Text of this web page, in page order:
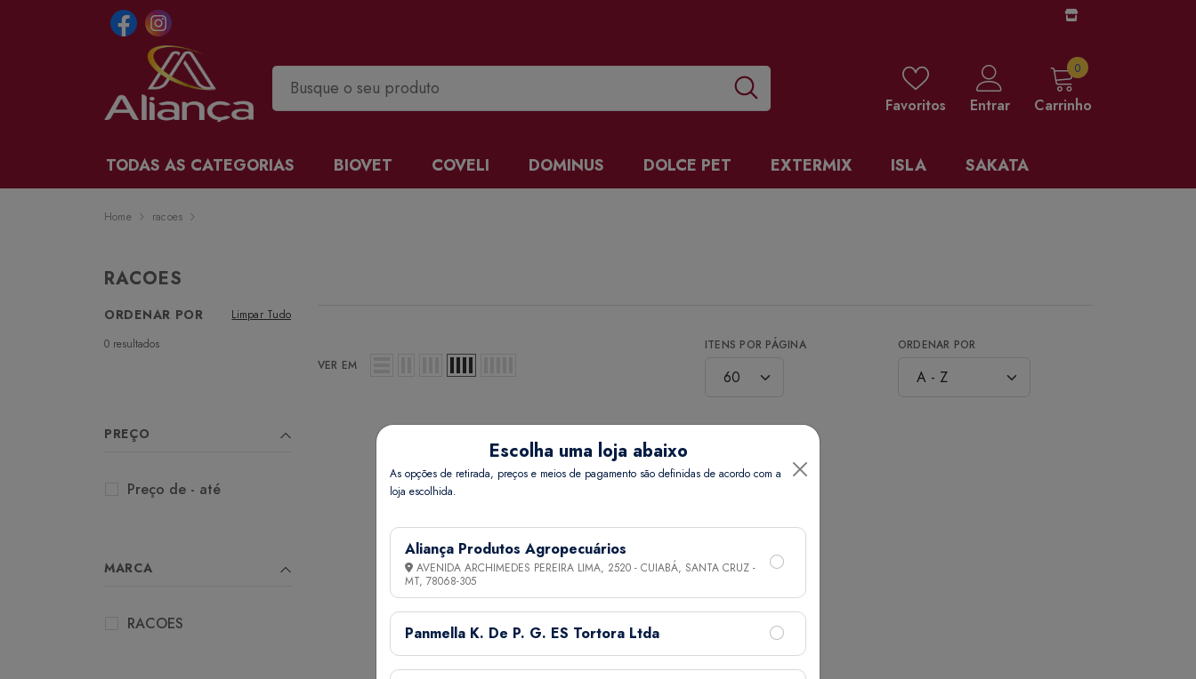
Favoritos Entrar Carrinho
00 items
TODAS AS CATEGORIAS BIOVET COVELI DOMINUS DOLCE PET EXTERMIX ISLA SAKATA
Home racoes
RACOES
ORDENAR POR
Limpar Tudo
0 resultados
PREÇO
Preço de - até
MARCA
RACOES
VER EM
ITENS POR PÁGINA ORDENAR POR
Escolha uma loja abaixo
As opções de retirada, preços e meios de pagamento são definidas de acordo com a
loja escolhida.
Aliança Produtos Agropecuários
AVENIDA ARCHIMEDES PEREIRA LIMA, 2520 - CUIABÁ, SANTA CRUZ -
MT, 78068-305
Panmella K. De P. G. ES Tortora Ltda